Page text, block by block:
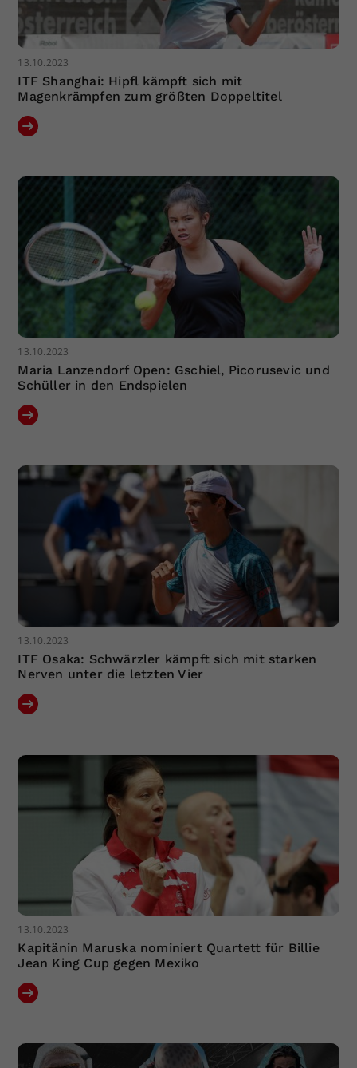
13.10.2023
ITF Shanghai: Hipfl kämpft sich mit
Magenkrämpfen zum größten Doppeltitel
13.10.2023
Maria Lanzendorf Open: Gschiel, Picorusevic und
Schüller in den Endspielen
13.10.2023
ITF Osaka: Schwärzler kämpft sich mit starken
Nerven unter die letzten Vier
13.10.2023
Kapitänin Maruska nominiert Quartett für Billie
Jean King Cup gegen Mexiko